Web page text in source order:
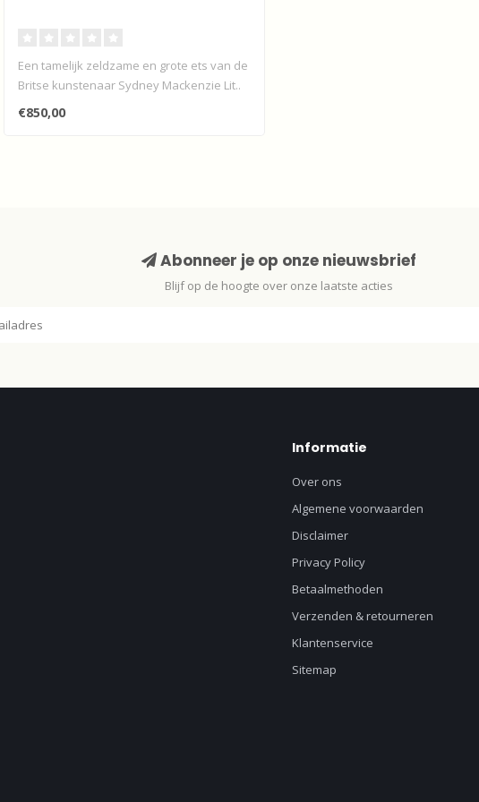
Een tamelijk zeldzame en grote ets van de
Britse kunstenaar Sydney Mackenzie Lit..
€850,00
Abonneer je op onze nieuwsbrief
Blijf op de hoogte over onze laatste acties
Informatie
Over ons
Algemene voorwaarden
Disclaimer
Privacy Policy
Betaalmethoden
Verzenden & retourneren
Klantenservice
Sitemap